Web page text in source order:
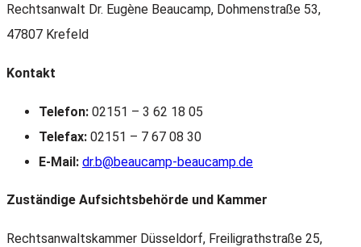
Rechtsanwalt Dr. Eugène Beaucamp, Dohmenstraße 53,
47807 Krefeld
Kontakt
Telefon: 02151 – 3 62 18 05
Telefax: 02151 – 7 67 08 30
E-Mail: dr.b@beaucamp-beaucamp.de
Zuständige Aufsichtsbehörde und Kammer
Rechtsanwaltskammer Düsseldorf, Freiligrathstraße 25,